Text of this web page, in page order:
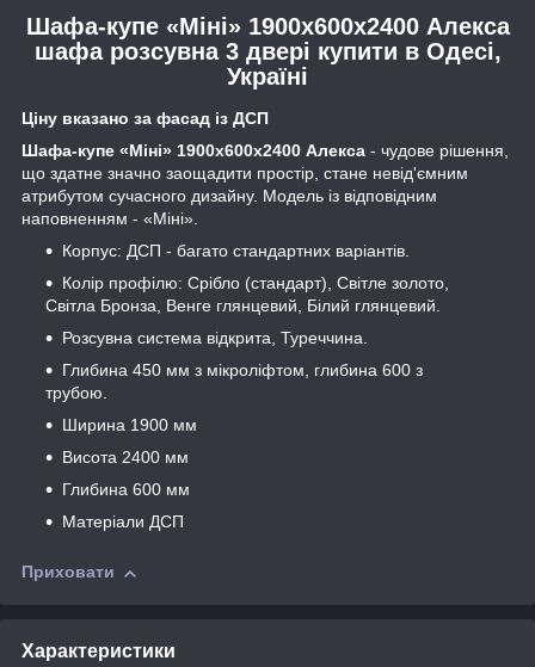
Шафа-купе «Міні» 1900х600х2400 Алекса
шафа розсувна 3 двері купити в Одесі,
Україні
Ціну вказано за фасад із ДСП
Шафа-купе «Міні» 1900х600х2400 Алекса - чудове рішення,
що здатне значно заощадити простір, стане невід'ємним
атрибутом сучасного дизайну. Модель із відповідним
наповненням - «Міні».
Корпус: ДСП - багато стандартних варіантів.
Колір профілю: Срібло (стандарт), Світле золото,
Світла Бронза, Венге глянцевий, Білий глянцевий.
Розсувна система відкрита, Туреччина.
Глибина 450 мм з мікроліфтом, глибина 600 з
трубою.
Ширина 1900 мм
Висота 2400 мм
Глибина 600 мм
Матеріали ДСП
Приховати
Характеристики